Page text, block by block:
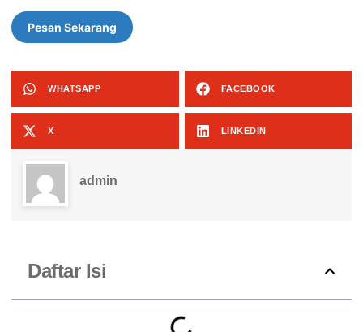
Pesan Sekarang
WHATSAPP FACEBOOK
X LINKEDIN
admin
Daftar Isi